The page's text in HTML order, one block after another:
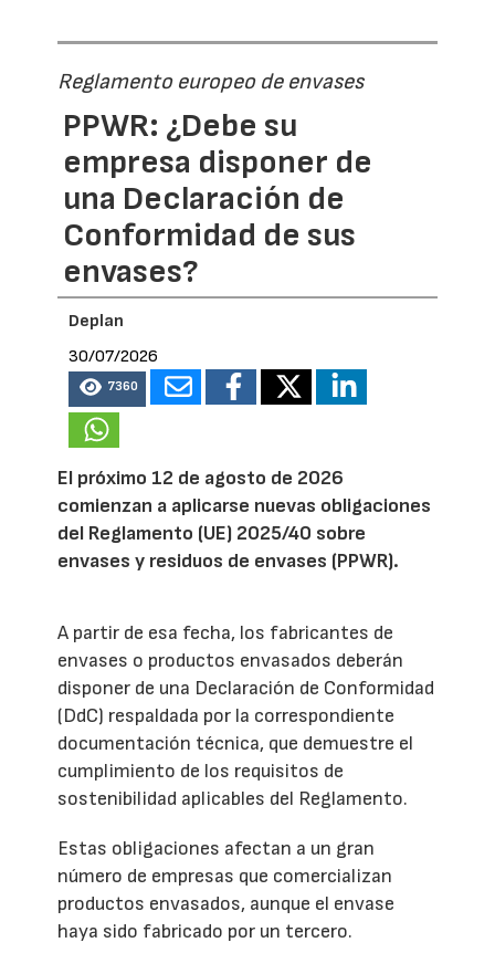
Reglamento europeo de envases
PPWR: ¿Debe su
empresa disponer de
una Declaración de
Conformidad de sus
envases?
Deplan
30/07/2026
7360
El próximo 12 de agosto de 2026
comienzan a aplicarse nuevas obligaciones
del Reglamento (UE) 2025/40 sobre
envases y residuos de envases (PPWR).
A partir de esa fecha, los fabricantes de
envases o productos envasados deberán
disponer de una Declaración de Conformidad
(DdC) respaldada por la correspondiente
documentación técnica, que demuestre el
cumplimiento de los requisitos de
sostenibilidad aplicables del Reglamento.
Estas obligaciones afectan a un gran
número de empresas que comercializan
productos envasados, aunque el envase
haya sido fabricado por un tercero.